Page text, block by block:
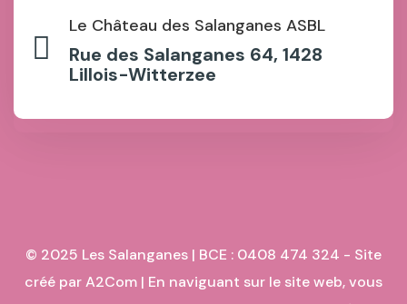
Le Château des Salanganes ASBL
Rue des Salanganes 64, 1428
Lillois-Witterzee
© 2025 Les Salanganes | BCE : 0408 474 324 - Site
créé parA2Com | En naviguant sur le site web, vous